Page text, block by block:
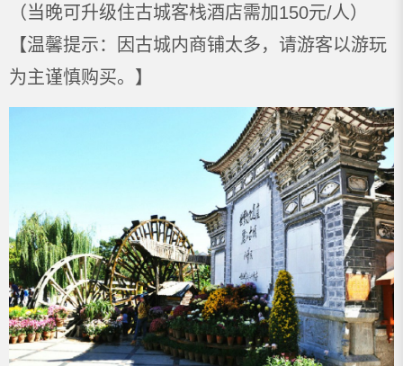
（当晚可升级住古城客栈酒店需加150元/人）
【温馨提示：因古城内商铺太多，请游客以游玩
为主谨慎购买。】